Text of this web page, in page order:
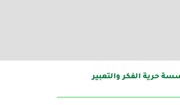
حرية الفكر والتعبير